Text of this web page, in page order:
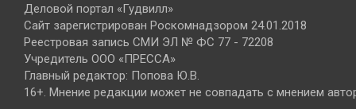
Деловой портал «Гудвилл»
Сайт зарегистрирован Роскомнадзором 24.01.2018
Реестровая запись СМИ ЭЛ № ФС 77 - 72208
Учредитель ООО «ПРЕССА»
Главный редактор: Попова Ю.В.
16+. Мнение редакции может не совпадать с мнением